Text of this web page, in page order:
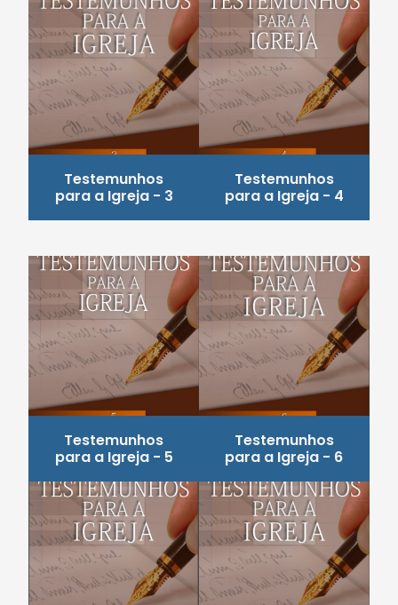
Testemunhos
para a Igreja - 3
Testemunhos
para a Igreja - 4
Testemunhos
para a Igreja - 5
Testemunhos
para a Igreja - 6